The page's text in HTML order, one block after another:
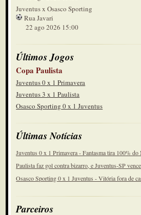
Juventus x Osasco Sporting
Rua Javari
22 ago 2026 15:00
Últimos Jogos
Copa Paulista
Juventus 0 x 1 Primavera
Juventus 3 x 1 Paulista
Osasco Sporting 0 x 1 Juventus
Últimas Notícias
Juventus 0 x 1 Primavera - Fantasma tira 100% do
Paulista faz gol contra bizarro, e Juventus-SP
Osasco Sporting 0 x 1 Juventus - Vitória fora de
Parceiros